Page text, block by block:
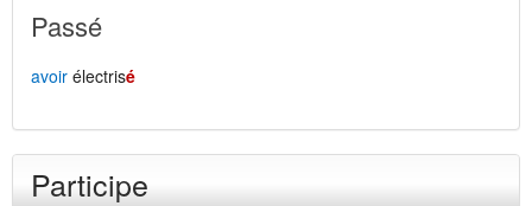
Passé
avoir électrisé
Participe